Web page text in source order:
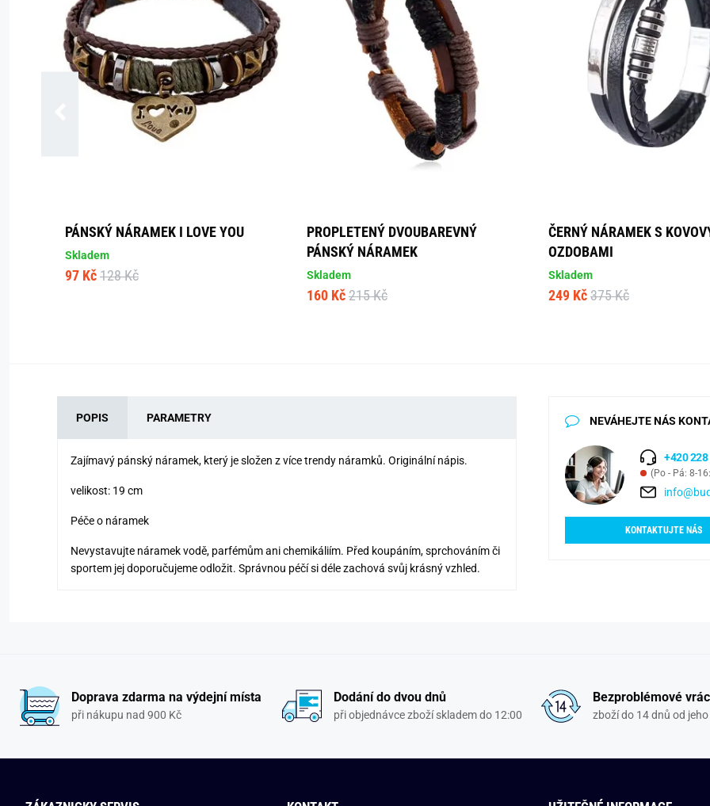
PÁNSKÝ NÁRAMEK I LOVE YOU
Skladem
97 Kč 128 Kč
PROPLETENÝ DVOUBAREVNÝ
PÁNSKÝ NÁRAMEK
Skladem
160 Kč 215 Kč
ČERNÝ NÁRAMEK S
OZDOBAMI
Skladem
249 Kč 375 Kč
POPIS PARAMETRY
Zajímavý pánský náramek, který je složen z více trendy náramků. Originální nápis.
velikost: 19 cm
Péče o náramek
Nevystavujte náramek vodě, parfémům ani chemikáliím. Před koupáním, sprchováním či
sportem jej doporučujeme odložit. Správnou péčí si déle zachová svůj krásný vzhled.
NEVÁHEJTE NÁS
+420 228
(Po - Pá: 8-
KONTAKTUJTE NÁS
Doprava zdarma na výdejní místa
při nákupu nad 900 Kč
Dodání do dvou dnů
při objednávce zboží skladem do 12:00
Bezproblémové
zboží do 14 dnů od